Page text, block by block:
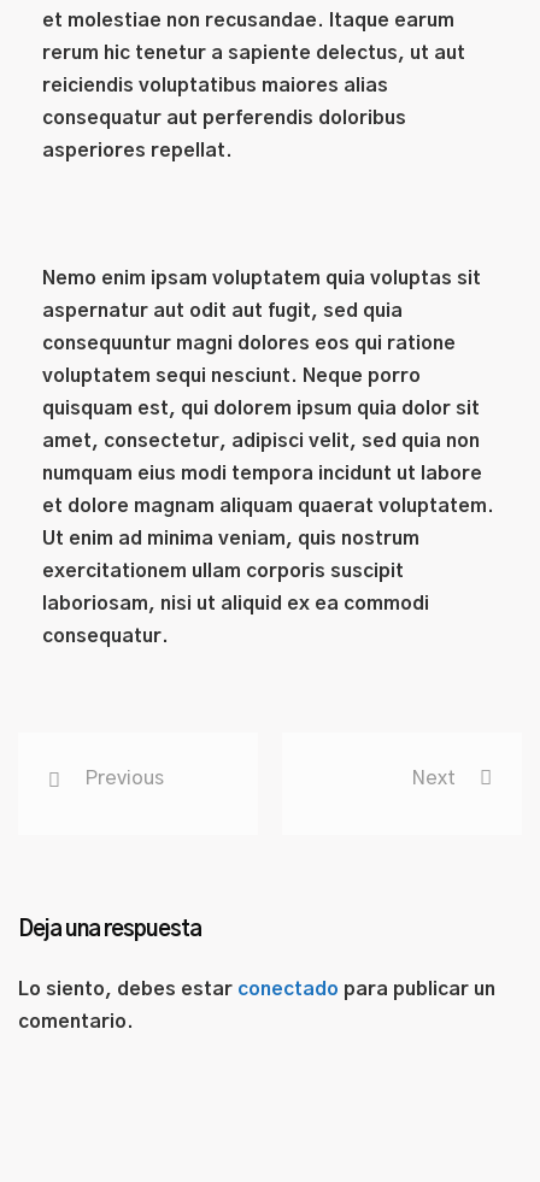
et molestiae non recusandae. Itaque earum
rerum hic tenetur a sapiente delectus, ut aut
reiciendis voluptatibus maiores alias
consequatur aut perferendis doloribus
asperiores repellat.
Nemo enim ipsam voluptatem quia voluptas sit
aspernatur aut odit aut fugit, sed quia
consequuntur magni dolores eos qui ratione
voluptatem sequi nesciunt. Neque porro
quisquam est, qui dolorem ipsum quia dolor sit
amet, consectetur, adipisci velit, sed quia non
numquam eius modi tempora incidunt ut labore
et dolore magnam aliquam quaerat voluptatem.
Ut enim ad minima veniam, quis nostrum
exercitationem ullam corporis suscipit
laboriosam, nisi ut aliquid ex ea commodi
consequatur.
Previous Next
Deja una respuesta
Lo siento, debes estar conectado para publicar un
comentario.